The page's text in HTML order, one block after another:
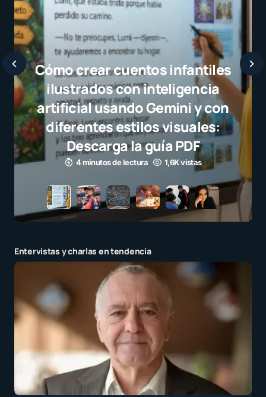
Javier Bardem elogia a la
selección campeona y
el juego limpio como
para millones de niños
3 minutos de lectura 1,1K vistas
Entervistas y charlas en tendencia